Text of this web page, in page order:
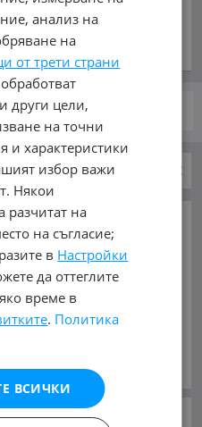
в Москва
от 1
Джипове JAC T8 PRO
и Джипове
Бусове
Селскостопански
Яхти и Лодки
Части
Аксесоари
(33) Acura
Alpina (7) Asia
анализ на
на
от трети страни
други цели,
на точни
и характеристики
избор важи
Някои
разчитат на
на съгласие;
в Настройки
да оттеглите
време в
. Политика
ВСИЧКИ